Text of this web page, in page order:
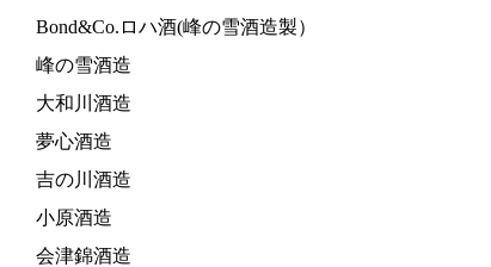
Bond&Co.ロハ酒(峰の雪酒造製）
峰の雪酒造
大和川酒造
夢心酒造
吉の川酒造
小原酒造
会津錦酒造